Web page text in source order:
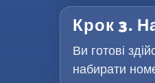
Крок 3.
Ви готові
набирати